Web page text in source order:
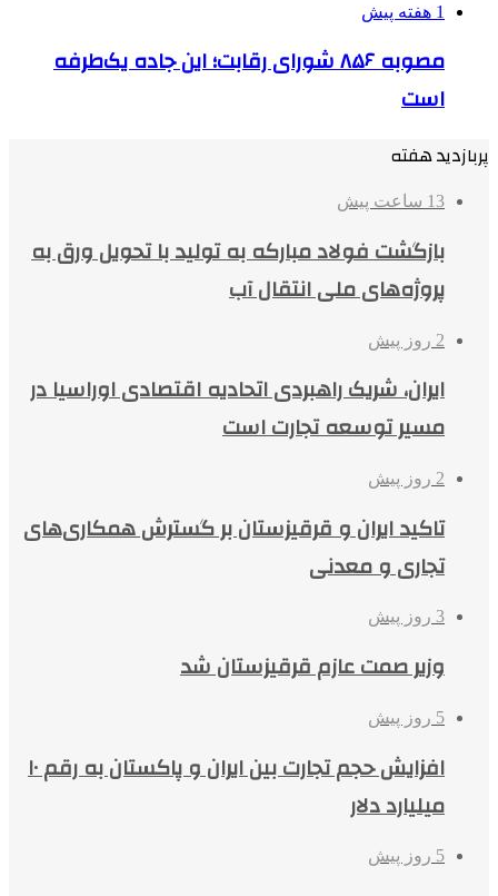
1 هفته پیش
مصوبه ۸۵۶ شورای رقابت؛ این جاده یک‌طرفه
است
پربازدید هفته
13 ساعت پیش
بازگشت فولاد مبارکه به تولید با تحویل ورق به
پروژه‌های ملی انتقال آب
2 روز پیش
ایران، شریک راهبردی اتحادیه اقتصادی اوراسیا در
مسیر توسعه تجارت است
2 روز پیش
تاکید ایران و قرقیزستان بر گسترش همکاری‌های
تجاری و معدنی
3 روز پیش
وزیر صمت عازم قرقیزستان شد
5 روز پیش
افزایش حجم تجارت بین ایران و پاکستان به رقم ۱۰
میلیارد دلار
5 روز پیش